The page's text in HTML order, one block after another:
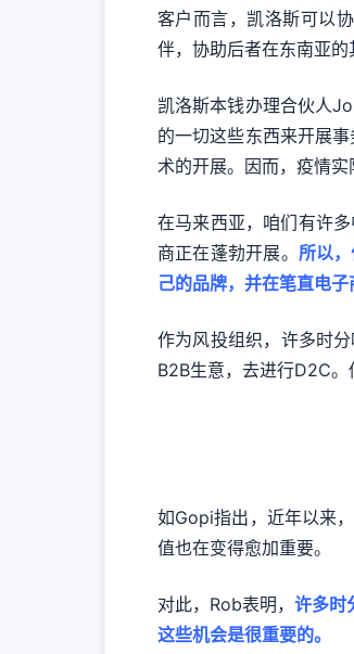
客户而言，凯洛斯可以
伴，协助后者在东南亚的
凯洛斯本钱办理合伙人
的一切这些东西来开展
术的开展。因而，疫情
在马来西亚，咱们有许
商正在蓬勃开展。 所以
己的品牌，并在笔直电子
作为风投组织，许多时
B2B生意，去进行D2C
如Gopi指出，近年以来
值也在变得愈加重要。
对此，Rob表明， 许多时
这些机会是很重要的。